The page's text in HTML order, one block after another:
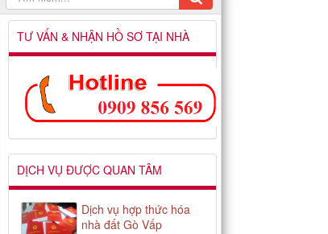
TƯ VẤN & NHẬN HỒ SƠ TẠI NHÀ
DỊCH VỤ ĐƯỢC QUAN TÂM
Dịch vụ hợp thức hóa
nhà đất Gò Vấp